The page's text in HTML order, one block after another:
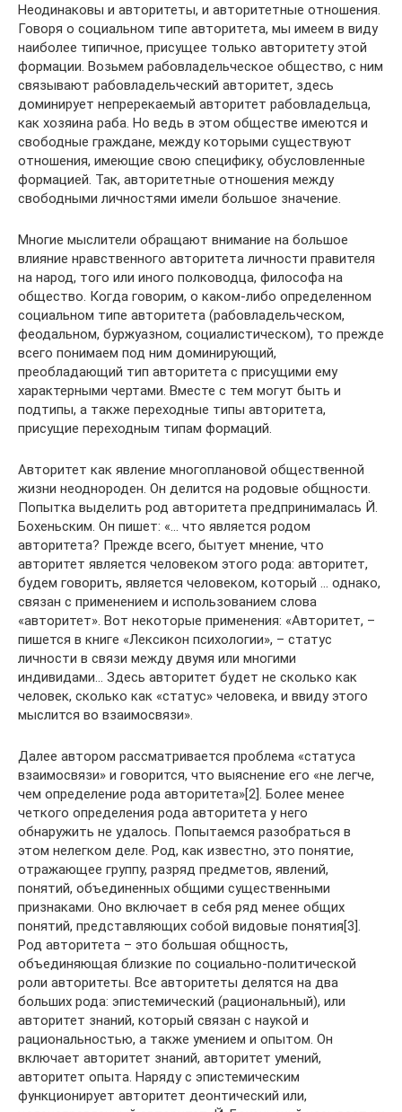
Неодинаковы и авторитеты, и авторитетные отношения.
Говоря о социальном типе авторитета, мы имеем в виду
наиболее типичное, присущее только авторитету этой
формации. Возьмем рабовладельческое общество, с ним
связывают рабовладельческий авторитет, здесь
доминирует непререкаемый авторитет рабовладельца,
как хозяина раба. Но ведь в этом обществе имеются и
свободные граждане, между которыми существуют
отношения, имеющие свою специфику, обусловленные
формацией. Так, авторитетные отношения между
свободными личностями имели большое значение.
Многие мыслители обращают внимание на большое
влияние нравственного авторитета личности правителя
на народ, того или иного полководца, философа на
общество. Когда говорим, о каком-либо определенном
социальном типе авторитета (рабовладельческом,
феодальном, буржуазном, социалистическом), то прежде
всего понимаем под ним доминирующий,
преобладающий тип авторитета с присущими ему
характерными чертами. Вместе с тем могут быть и
подтипы, а также переходные типы авторитета,
присущие переходным типам формаций.
Авторитет как явление многоплановой общественной
жизни неоднороден. Он делится на родовые общности.
Попытка выделить род авторитета предпринималась Й.
Бохеньским. Он пишет: «… что является родом
авторитета? Прежде всего, бытует мнение, что
авторитет является человеком этого рода: авторитет,
будем говорить, является человеком, который … однако,
связан с применением и использованием слова
«авторитет». Вот некоторые применения: «Авторитет, –
пишется в книге «Лексикон психологии», – статус
личности в связи между двумя или многими
индивидами… Здесь авторитет будет не сколько как
человек, сколько как «статус» человека, и ввиду этого
мыслится во взаимосвязи».
Далее автором рассматривается проблема «статуса
взаимосвязи» и говорится, что выяснение его «не легче,
чем определение рода авторитета»[2]. Более менее
четкого определения рода авторитета у него
обнаружить не удалось. Попытаемся разобраться в
этом нелегком деле. Род, как известно, это понятие,
отражающее группу, разряд предметов, явлений,
понятий, объединенных общими существенными
признаками. Оно включает в себя ряд менее общих
понятий, представляющих собой видовые понятия[3].
Род авторитета – это большая общность,
объединяющая близкие по социально-политической
роли авторитеты. Все авторитеты делятся на два
больших рода: эпистемический (рациональный), или
авторитет знаний, который связан с наукой и
рациональностью, а также умением и опытом. Он
включает авторитет знаний, авторитет умений,
авторитет опыта. Наряду с эпистемическим
функционирует авторитет деонтический или,